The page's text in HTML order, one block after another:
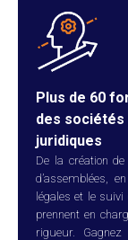
Plus de 60
des
juridiques
De la création
d’assemblées,
légales et le
prennent en
rigueur.